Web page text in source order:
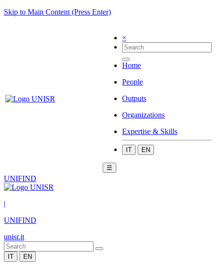
Skip to Main Content (Press Enter)
×
Home
People
Outputs
Organizations
Expertise & Skills
IT EN
☰
UNIFIND
|
UNIFIND
unisr.it
IT EN